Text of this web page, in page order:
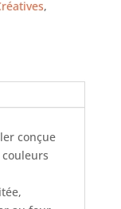
,
conçue